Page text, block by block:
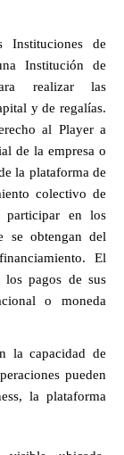
de
Institución de
realizar las
y de regalías.
al Player a
de la empresa o
la plataforma de
colectivo de
participar en los
se obtengan del
El
los pagos de sus
o moneda
la capacidad de
pueden
la plataforma